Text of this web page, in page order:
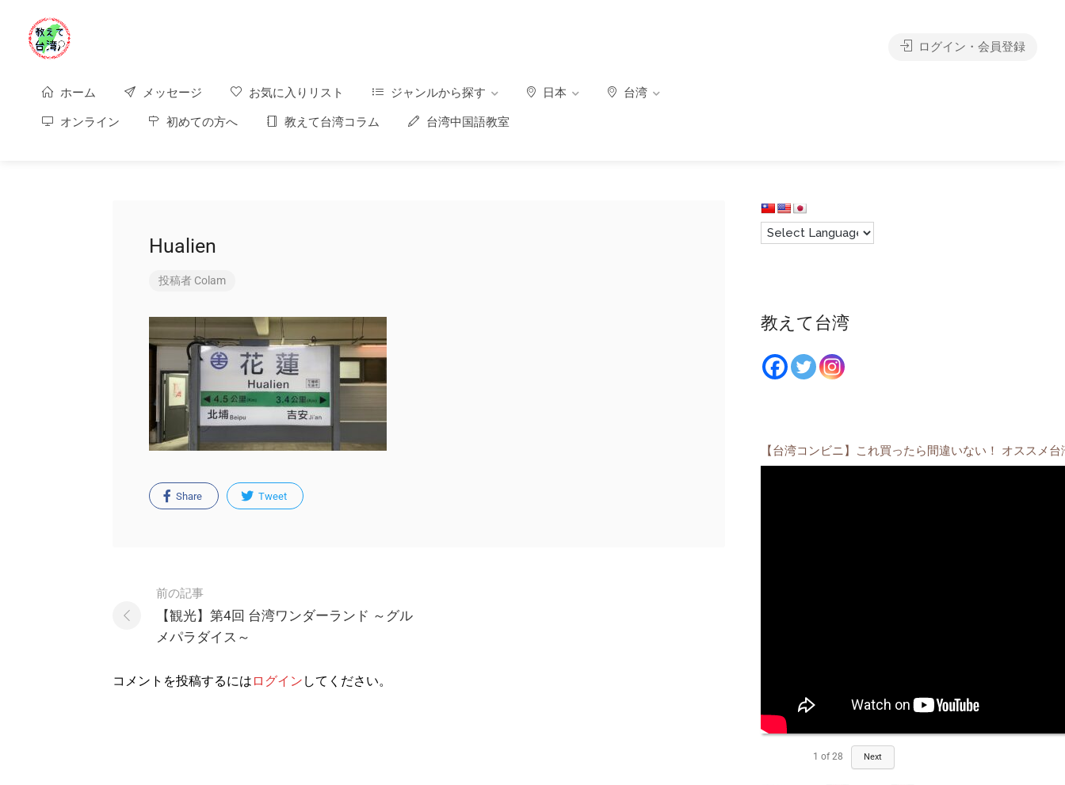
ホーム メッセージ お気に入りリスト ジャンルから探す 日本 台湾
オンライン 初めての方へ 教えて台湾コラム 台湾中国語教室
ログイン・会員登録
Hualien
投稿者 Colam
Share Tweet
Post
navigation
前の記事
【観光】第4回 台湾ワンダーランド ～グル
メパラダイス～
コメントを投稿するには ログイン してください。
教えて台湾
【台湾コンビニ】これ買ったら間違いない！ オススメ
1 of 28 Next